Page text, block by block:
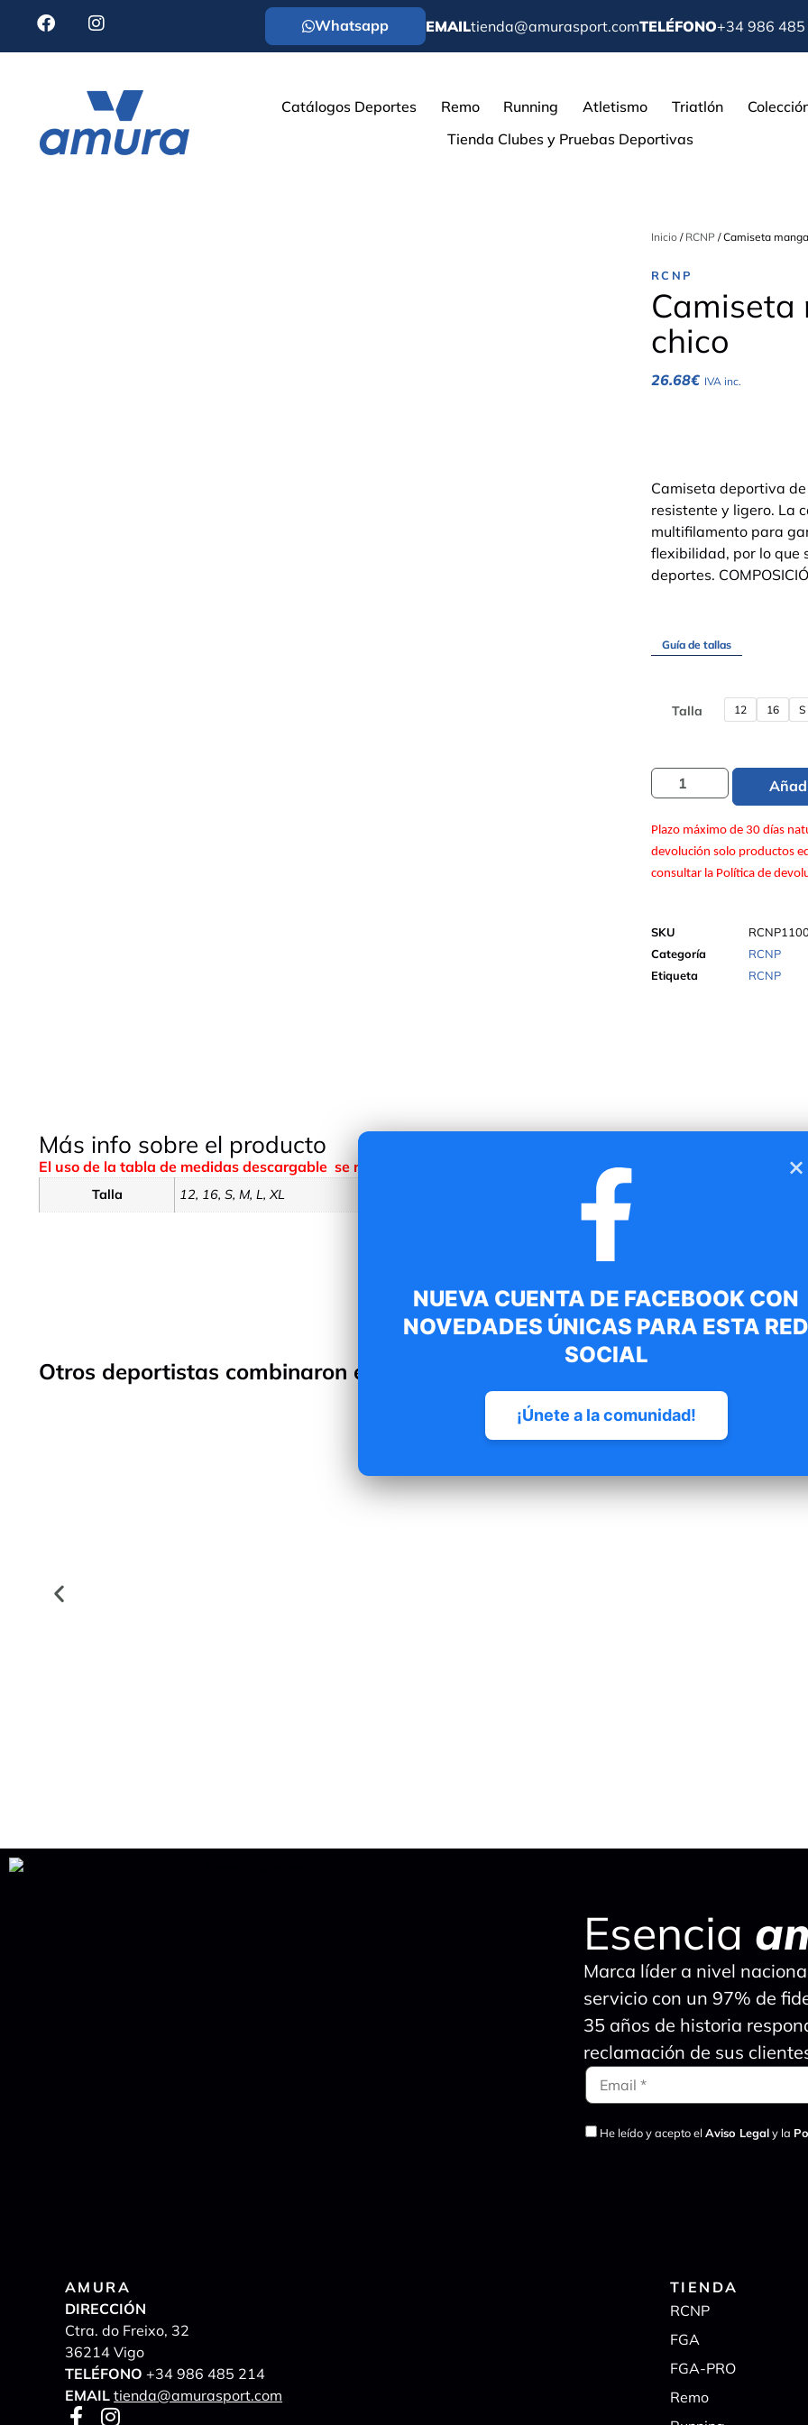
Whatsapp EMAILtienda@amurasport.comTELÉFONO+34 986
Catálogos Deportes Remo Running Atletismo Triatlón
Tienda Clubes y Pruebas Deportivas
Inicio/ RCNP/ Camiseta
RCNP
Camiseta
chico
26.68€ IVA inc.
Camiseta deportiva
resistente y ligero. La
multifilamento para
flexibilidad, por lo que
deportes.
Guía de tallas
Talla 12 16 S
Plazo máximo de 30 días
devolución solo productos
consultar la Política de
SKU
Categoría
RCNP
Etiqueta
RCNP
Más info sobre el producto
El uso de la tabla de medidas descargable se realiza con las prendas en plano.
Talla 12, 16, S, M, L, XL
Otros deportistas combinaron este producto con…
Sudadera Derry Capucha adulto
Esencia
Marca líder a nivel
servicio con un 97% de
35 años de historia
reclamación de sus
He leído y acepto elAviso Legaly la
AMURA
DIRECCIÓN
Ctra. do Freixo, 32
36214 Vigo
TELÉFONO+34 986 485 214
EMAIL tienda@amurasport.com
TIENDA
RCNP
FGA
FGA-PRO
Remo
×
NUEVA CUENTA DE FACEBOOK CON
NOVEDADES ÚNICAS PARA ESTA RED
SOCIAL
¡Únete a la comunidad!